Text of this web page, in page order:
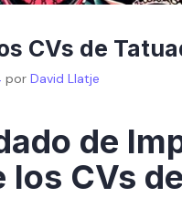
CVs de
por David Llatje
de
los CVs